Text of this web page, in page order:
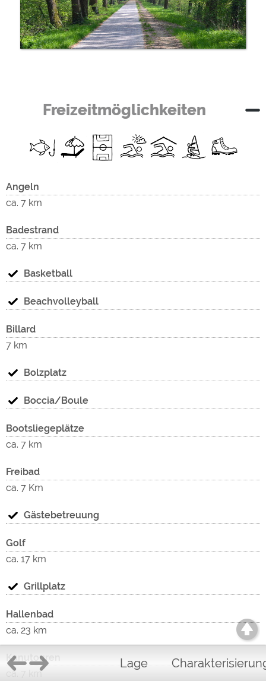
Lage
Freizeitmöglichkeiten
Angeln
ca. 7 km
Badestrand
ca. 7 km
Basketball
Beachvolleyball
Billard
7 km
Bolzplatz
Boccia/Boule
Bootsliegeplätze
ca. 7 km
Freibad
ca. 7 Km
Gästebetreuung
Golf
ca. 17 km
Grillplatz
Hallenbad
ca. 23 km
Kanutouren
ca. 7 km